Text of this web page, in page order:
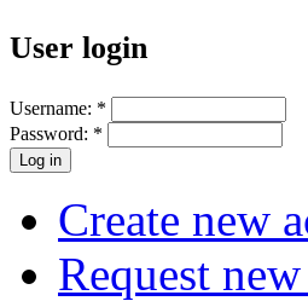
User login
Username: *
Password: *
Create new
Request